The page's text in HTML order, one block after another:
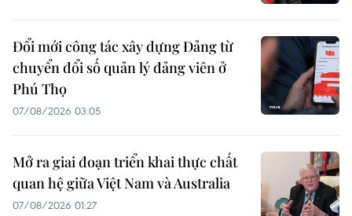
Đổi mới công tác xây dựng Đảng từ
chuyển đổi số quản lý đảng viên ở
Phú Thọ
07/08/2026 03:05
Mở ra giai đoạn triển khai thực chất
quan hệ giữa Việt Nam và Australia
07/08/2026 01:27